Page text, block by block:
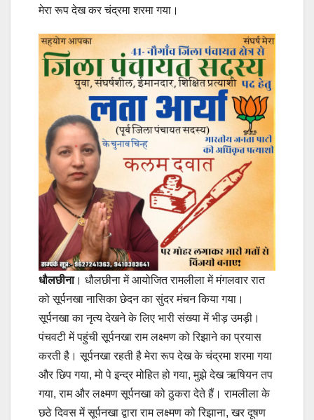
मेरा रूप देख कर चंद्रमा शरमा गया।
धौलछीना। धौलछीना में आयोजित रामलीला में मंगलवार रात
को सूर्पनखा नासिका छेदन का सुंदर मंचन किया गया।
सूर्पनखा का नृत्य देखने के लिए भारी संख्या में भीड़ उमड़ी।
पंचवटी में पहुंची सूर्पनखा राम लक्ष्मण को रिझाने का प्रयास
करती है। सूर्पनखा रहती है मेरा रूप देख के चंद्रमा शरमा गया
और छिप गया, मो पे इन्द्र मोहित हो गया, मुझे देख ऋषियन तप
गया, राम और लक्ष्मण सूर्पनखा को ठुकरा देते हैं। रामलीला के
छठे दिवस में सूर्पनखा द्वारा राम लक्ष्मण को रिझाना, खर दूषण